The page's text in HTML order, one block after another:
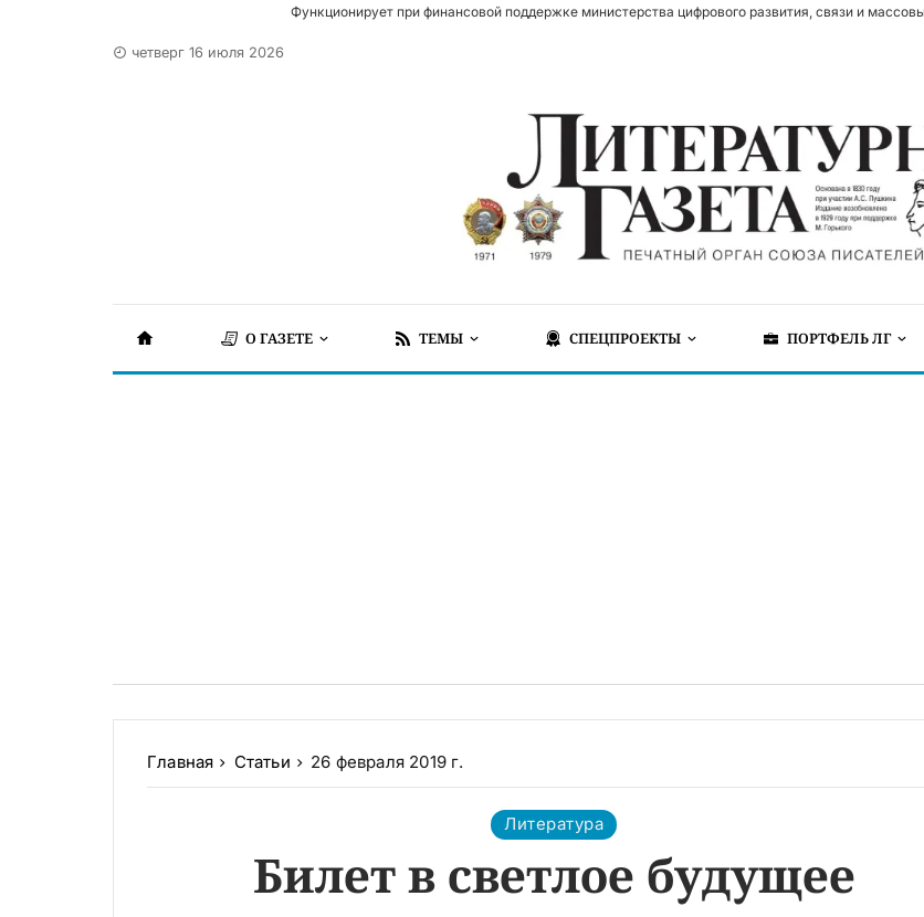
Функционирует при финансовой поддержке министерства цифрового развития, связи и
четверг 16 июля 2026
О ГАЗЕТЕ ТЕМЫ СПЕЦПРОЕКТЫ ПОРТФЕЛЬ ЛГ
Главная Статьи 26 февраля 2019 г.
Литература
Билет в светлое будущее